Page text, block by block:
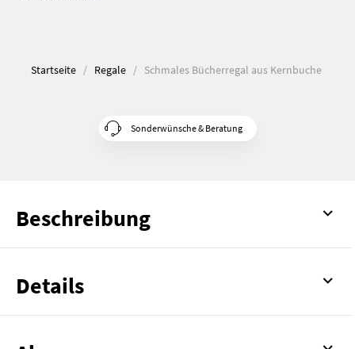
Startseite Regale Schmales Bücherregal aus Kernbuche
Sonderwünsche & Beratung
Beschreibung
Details